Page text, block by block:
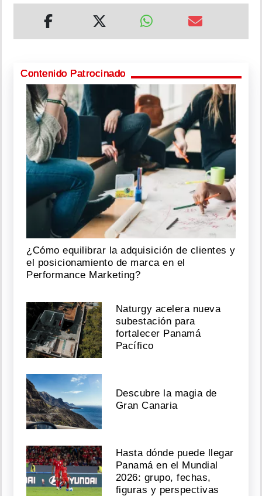
Contenido Patrocinado
¿Cómo equilibrar la adquisición de clientes y
el posicionamiento de marca en el
Performance Marketing?
Naturgy acelera nueva
subestación para
fortalecer Panamá
Pacífico
Descubre la magia de
Gran Canaria
Hasta dónde puede llegar
Panamá en el Mundial
2026: grupo, fechas,
figuras y perspectivas